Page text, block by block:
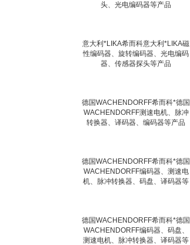
头、光电编码器等产品
意大利*LIKA希而科意大利*LIKA磁
性编码器、旋转编码器、光电编码
器、传感器探头等产品
德国WACHENDORFF希而科*德国
WACHENDORFF测速电机、脉冲
转换器、译码器、编码器等产品
德国WACHENDORFF希而科*德国
WACHENDORFF编码器、测速电
机、脉冲转换器、码盘、译码器等
德国WACHENDORFF希而科*德国
WACHENDORFF编码器、码盘、
测速电机、脉冲转换器、译码器等